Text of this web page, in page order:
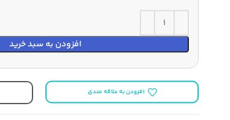
افزودن به سبد خرید
افزودن به علاقه مندی